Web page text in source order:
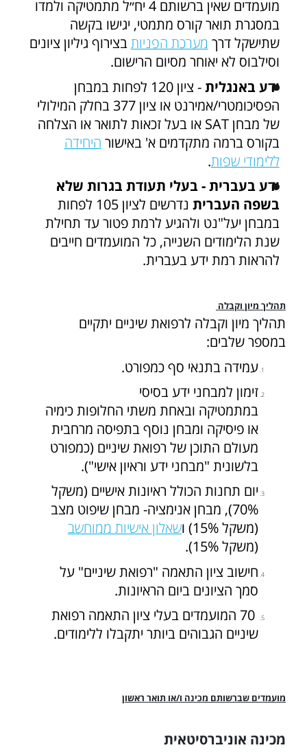
מועמדים שאין ברשותם 4 יח״ל מתמטיקה ולמדו
במסגרת תואר קורס מתמטי, יגישו בקשה
שתישקל דרך מערכת הפניותבצירוף גיליון ציונים
וסילבוס לא יאוחר מסיום הרישום.
ידע באנגלית
- ציון 120 לפחות במבחן
הפסיכומטרי/אמירנט או ציון 377 בחלק המילולי
של מבחן SAT או בעל זכאות לתואר או הצלחה
בקורס ברמה מתקדמים א' באישור היחידה
ללימודי שפות.
ידע בעברית - בעלי תעודת בגרות שלא
בשפה העברית
נדרשים לציון 105 לפחות
במבחן יעל"נט ולהגיע לרמת פטור עד תחילת
שנת הלימודים השנייה, כל המועמדים חייבים
להראות רמת ידע בעברית.
תהליך מיון וקבלה
תהליך מיון וקבלה לרפואת שיניים יתקיים
במספר שלבים:
עמידה בתנאי סף כמפורט.
זימון למבחני ידע בסיסי
במתמטיקה ובאחת משתי החלופות כימיה
או פיסיקה ומבחן נוסף בתפיסה מרחבית
מעולם התוכן של רפואת שיניים (כמפורט
בלשונית "מבחני ידע וראיון אישי").
יום תחנות הכולל ראיונות אישיים (משקל
70%), מבחן אנימציה- מבחן שיפוט מצב
(משקל 15%) ו
שאלון אישיות ממוחשב
(משקל 15%).
חישוב ציון התאמה "רפואת שיניים" על
סמך הציונים ביום הראיונות.
70 המועמדים בעלי ציון התאמה רפואת
שיניים הגבוהים ביותר יתקבלו ללימודים.
מועמדים שברשותם מכינה ו/או תואר ראשון
מכינה אוניברסיטאית